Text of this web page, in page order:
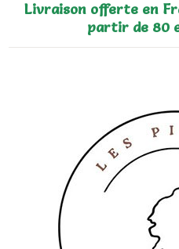
Livraison offerte en
partir de 80